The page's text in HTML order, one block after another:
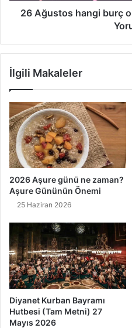
o
l
u
y
r
?
z
l
l
i
k
e
r
26 Ağustos hangi burç
İlgili Makaleler
2026 Aşure günü ne zaman?
Aşure Gününün Önemi
25 Haziran 2026
Diyanet Kurban Bayramı
Hutbesi (Tam Metni) 27
Mayıs 2026